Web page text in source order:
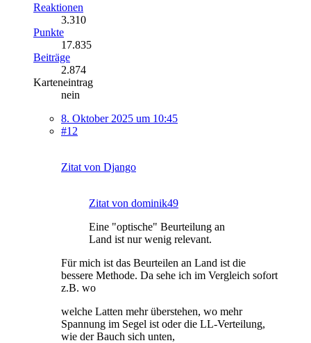
Reaktionen
3.310
Punkte
17.835
Beiträge
2.874
Karteneintrag
nein
8. Oktober 2025 um 10:45
#12
Zitat von Django
Zitat von dominik49
Eine "optische" Beurteilung an
Land ist nur wenig relevant.
Für mich ist das Beurteilen an Land ist die
bessere Methode. Da sehe ich im Vergleich sofort
z.B. wo
welche Latten mehr überstehen, wo mehr
Spannung im Segel ist oder die LL-Verteilung,
wie der Bauch sich unten,